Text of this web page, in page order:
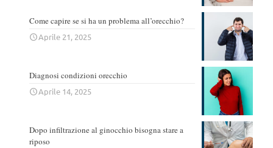
Come capire se si ha un problema all’orecchio?
Aprile 21, 2025
Diagnosi condizioni orecchio
Aprile 14, 2025
Dopo infiltrazione al ginocchio bisogna stare a
riposo